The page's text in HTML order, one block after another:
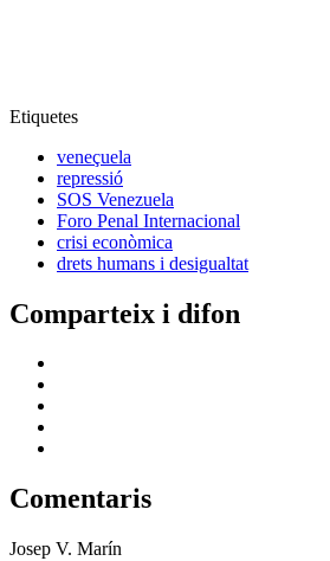
Etiquetes
veneçuela
repressió
SOS Venezuela
Foro Penal Internacional
crisi econòmica
drets humans i desigualtat
Comparteix i difon
Comentaris
Josep V. Marín